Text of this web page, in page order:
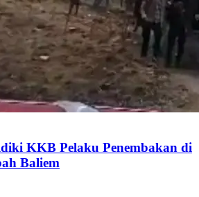
KKB Pelaku Penembakan di
Baliem